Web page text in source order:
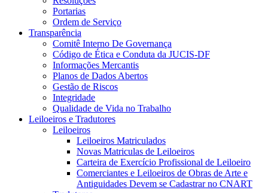
Portarias
Ordem de Serviço
Transparência
Comitê Interno De Governança
Código de Ética e Conduta da JUCIS-DF
Informações Mercantis
Planos de Dados Abertos
Gestão de Riscos
Integridade
Qualidade de Vida no Trabalho
Leiloeiros e Tradutores
Leiloeiros
Leiloeiros Matriculados
Novas Matriculas de Leiloeiros
Carteira de Exercício Profissional de Leiloeiro
Comerciantes e Leiloeiros de Obras de Arte e
Antiguidades Devem se Cadastrar no CNART